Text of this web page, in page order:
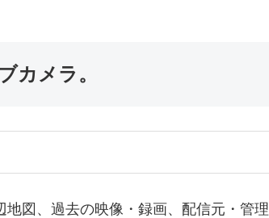
カメラ。
図、過去の映像・録画、配信元・管理